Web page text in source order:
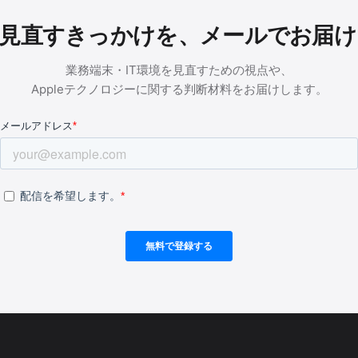
直すきっかけを、メールでお届け
業務端末・IT環境を見直すための視点や、
Appleテクノロジーに関する判断材料をお届けします。